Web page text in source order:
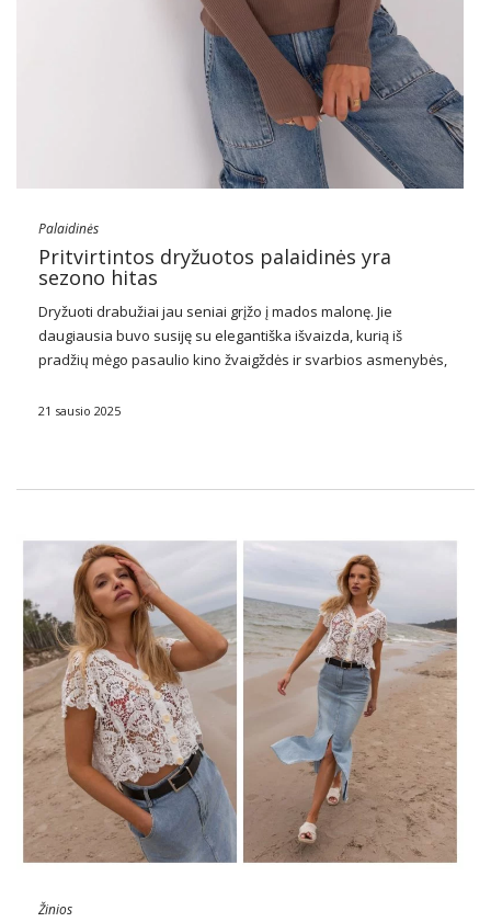
Palaidinės
Pritvirtintos dryžuotos palaidinės yra
sezono hitas
Dryžuoti drabužiai jau seniai grįžo į mados malonę. Jie
daugiausia buvo susiję su elegantiška išvaizda, kurią iš
pradžių mėgo pasaulio kino žvaigždės ir svarbios asmenybės,
naudojamas tiek vyrų, tiek moterų madoje. Internetinėse ir
21 sausio 2025
Žinios